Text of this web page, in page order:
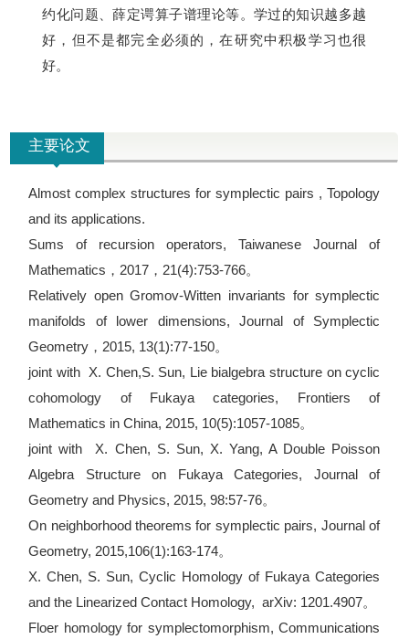
约化问题、薛定谔算子谱理论等。学过的知识越多越
好，但不是都完全必须的，在研究中积极学习也很
好。
主要论文
Almost complex structures for symplectic pairs , Topology
and its applications.
Sums of recursion operators, Taiwanese Journal of
Mathematics，2017，21(4):753-766。
Relatively open Gromov-Witten invariants for symplectic
manifolds of lower dimensions, Journal of Symplectic
Geometry，2015, 13(1):77-150。
joint with X. Chen,S. Sun, Lie bialgebra structure on cyclic
cohomology of Fukaya categories, Frontiers of
Mathematics in China, 2015, 10(5):1057-1085。
joint with X. Chen, S. Sun, X. Yang, A Double Poisson
Algebra Structure on Fukaya Categories, Journal of
Geometry and Physics, 2015, 98:57-76。
On neighborhood theorems for symplectic pairs, Journal of
Geometry, 2015,106(1):163-174。
X. Chen, S. Sun, Cyclic Homology of Fukaya Categories
and the Linearized Contact Homology, arXiv: 1201.4907。
Floer homology for symplectomorphism, Communications